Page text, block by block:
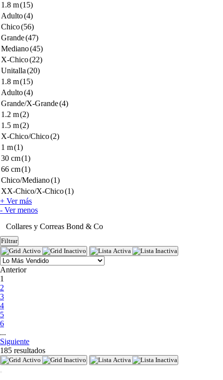
1.8 m(15)
Adulto(4)
Chico(56)
Grande(47)
Mediano(45)
X-Chico(22)
Unitalla(20)
1.8 m(15)
Adulto(4)
Grande/X-Grande(4)
1.2 m(2)
1.5 m(2)
X-Chico/Chico(2)
1 m(1)
30 cm(1)
66 cm(1)
Chico/Mediano(1)
XX-Chico/X-Chico(1)
+ Ver más
- Ver menos
Collares y Correas Bond & Co
Filtrar
Anterior
1
2
3
4
5
6
...
Siguiente
185 resultados